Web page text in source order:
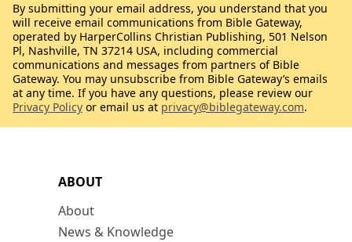
ABOUT
About
News & Knowledge
By submitting your email address, you understand that you
will receive email communications from Bible Gateway,
operated by HarperCollins Christian Publishing, 501 Nelson
Pl, Nashville, TN 37214 USA, including commercial
communications and messages from partners of Bible
Gateway. You may unsubscribe from Bible Gateway’s emails
at any time. If you have any questions, please review our
Privacy Policy or email us at privacy@biblegateway.com.